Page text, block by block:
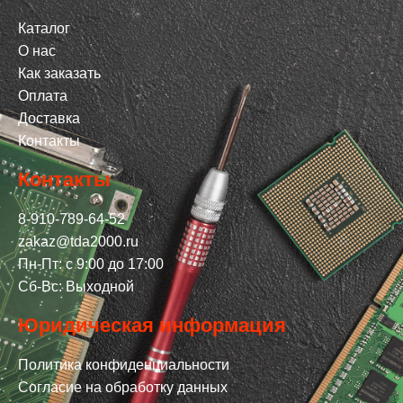
Каталог
О нас
Как заказать
Оплата
Доставка
Контакты
Контакты
8-910-789-64-52
zakaz@tda2000.ru
Пн-Пт: с 9:00 до 17:00
Сб-Вс: Выходной
Юридическая информация
Политика конфиденциальности
Согласие на обработку данных